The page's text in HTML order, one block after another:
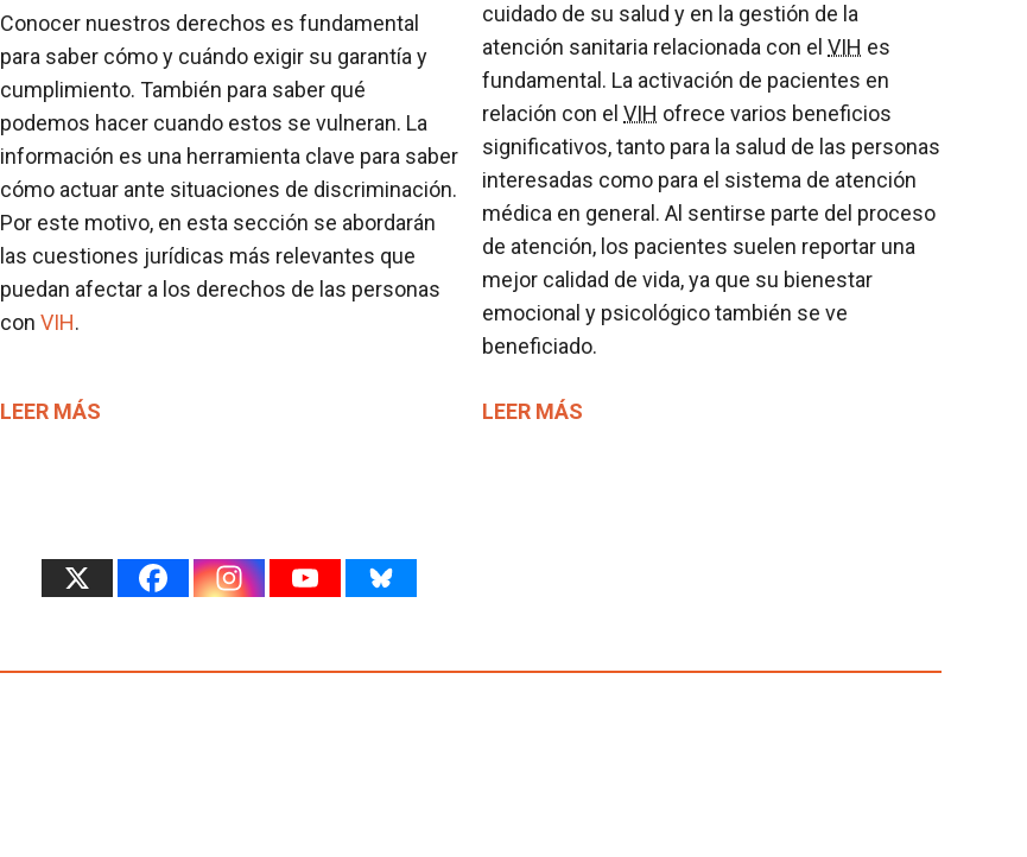
Conocer nuestros derechos es fundamental
para saber cómo y cuándo exigir su garantía y
cumplimiento. También para saber qué
podemos hacer cuando estos se vulneran. La
información es una herramienta clave para saber
cómo actuar ante situaciones de discriminación.
Por este motivo, en esta sección se abordarán
las cuestiones jurídicas más relevantes que
puedan afectar a los derechos de las personas
con VIH.
LEER MÁS
cuidado de su salud y en la gestión de la
atención sanitaria relacionada con elVIH es
fundamental. La activación de pacientes en
relación con elVIH ofrece varios beneficios
significativos, tanto para la salud de las personas
interesadas como para el sistema de atención
médica en general. Al sentirse parte del proceso
de atención, los pacientes suelen reportar una
mejor calidad de vida, ya que su bienestar
emocional y psicológico también se ve
beneficiado.
LEER MÁS